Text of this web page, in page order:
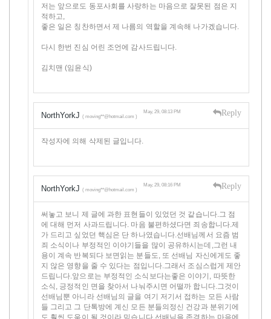
저는 앞으로도 동포사회를 사랑하는 마음으로 잘못된 점은 지
적하고,
좋은 일은 칭찬하면서 제 나름의 역할을 계속해 나가겠습니다.
다시 한번 진심 어린 조언에 감사드립니다.
김치맨 (임윤식)
NorthYorkJ ( moving**@hotmail.com )
May, 29, 08:13 PM Reply
작성자에 의해 삭제된 글입니다.
NorthYorkJ ( moving**@hotmail.com )
May, 29, 08:16 PM Reply
써놓고 보니 제 글에 과한 표현들이 있었던 것 같습니다.그 점
에 대해 먼저 사과드립니다. 마음 불편하셨다면 죄송합니다.제
가 드리고 싶었던 핵심은 단 하나였습니다.선배님께서 요즘 범
죄 소식이나 부정적인 이야기들을 많이 공유하시는데,그런 내
용이 계속 반복되다 보면읽는 분들도, 또 선배님 자신에게도 좋
지 않은 영향을 줄 수 있다는 점입니다.그래서 조심스럽게 제안
드립니다.앞으로는 부정적인 소식보다는좋은 이야기, 따뜻한
소식, 긍정적인 면을 찾아서 나눠주시면 어떨까 합니다.그것이
선배님뿐 아니라 선배님의 글을 여기 저기서 접하는 모든 사람
들 그리고 그 단톡방에 계신 모든 분들의정신 건강과 분위기에
도 훨씬 도움이 될 것이라 믿습니다.선배님을 존경하는 마음에